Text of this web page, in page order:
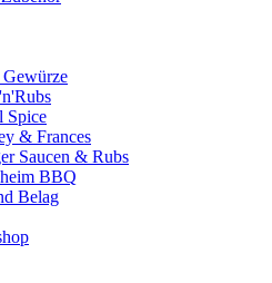
Gewürze
Spice
& Frances
Saucen & Rubs
BBQ
Belag